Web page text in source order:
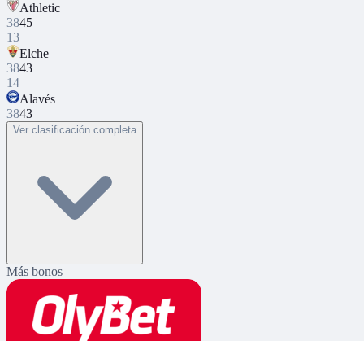
Athletic
3845
13
Elche
3843
14
Alavés
3843
Ver clasificación completa
Más bonos